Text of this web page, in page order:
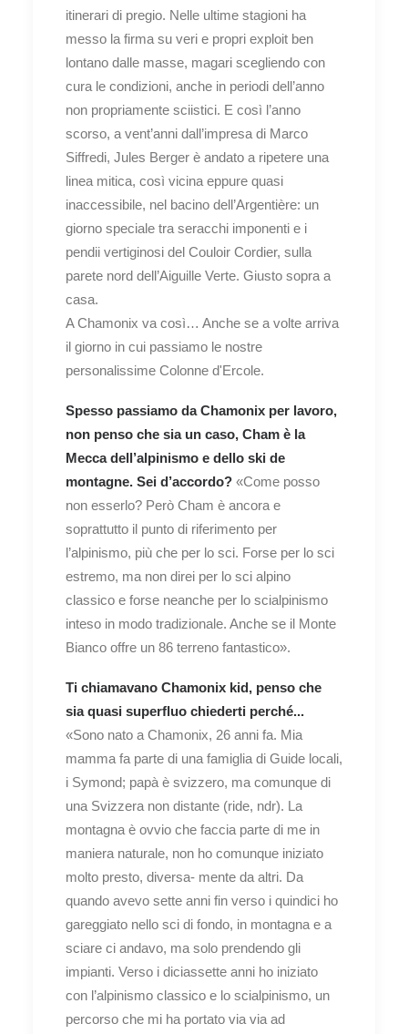
itinerari di pregio. Nelle ultime stagioni ha
messo la firma su veri e propri exploit ben
lontano dalle masse, magari scegliendo con
cura le condizioni, anche in periodi dell’anno
non propriamente sciistici. E così l’anno
scorso, a vent’anni dall’impresa di Marco
Siffredi, Jules Berger è andato a ripetere una
linea mitica, così vicina eppure quasi
inaccessibile, nel bacino dell’Argentière: un
giorno speciale tra seracchi imponenti e i
pendii vertiginosi del Couloir Cordier, sulla
parete nord dell’Aiguille Verte. Giusto sopra a
casa.
A Chamonix va così… Anche se a volte arriva
il giorno in cui passiamo le nostre
personalissime Colonne d'Ercole.
Spesso passiamo da Chamonix per lavoro,
non penso che sia un caso, Cham è la
Mecca dell’alpinismo e dello ski de
montagne. Sei d’accordo? «Come posso
non esserlo? Però Cham è ancora e
soprattutto il punto di riferimento per
l’alpinismo, più che per lo sci. Forse per lo sci
estremo, ma non direi per lo sci alpino
classico e forse neanche per lo scialpinismo
inteso in modo tradizionale. Anche se il Monte
Bianco offre un 86 terreno fantastico».
Ti chiamavano Chamonix kid, penso che
sia quasi superfluo chiederti perché...
«Sono nato a Chamonix, 26 anni fa. Mia
mamma fa parte di una famiglia di Guide locali,
i Symond; papà è svizzero, ma comunque di
una Svizzera non distante (ride, ndr). La
montagna è ovvio che faccia parte di me in
maniera naturale, non ho comunque iniziato
molto presto, diversa- mente da altri. Da
quando avevo sette anni fin verso i quindici ho
gareggiato nello sci di fondo, in montagna e a
sciare ci andavo, ma solo prendendo gli
impianti. Verso i diciassette anni ho iniziato
con l’alpinismo classico e lo scialpinismo, un
percorso che mi ha portato via via ad